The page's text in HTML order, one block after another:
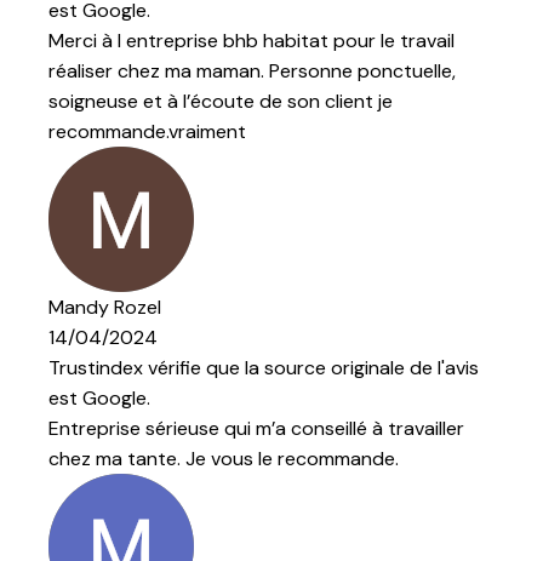
le travail
ponctuelle,
de l'avis
à travailler